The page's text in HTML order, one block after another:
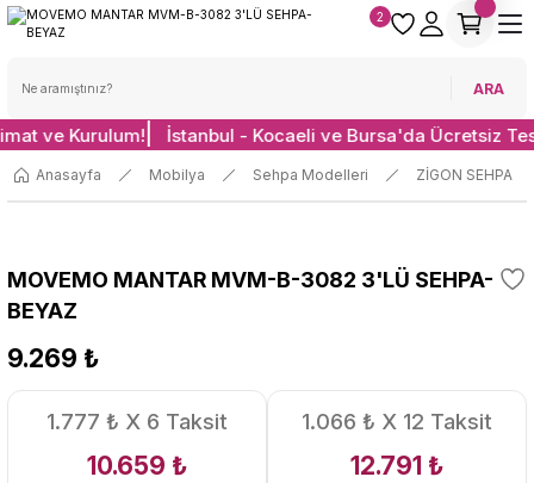
ARA
2
ve Kurulum! İstanbul - Kocaeli ve Bursa'da Ücretsiz
Anasayfa Mobilya Sehpa Modelleri ZİGON SEHPA
MOVEMO MANTAR MVM-B-3082 3'LÜ SEHPA-
BEYAZ
9.269 ₺
1.777 ₺ X 6 Taksit
10.659 ₺
1.066 ₺ X 12 Taksit
12.791 ₺